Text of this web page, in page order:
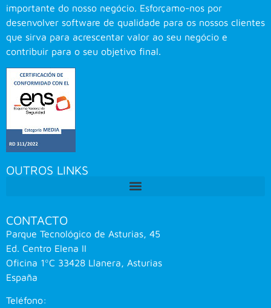
importante do nosso negócio. Esforçamo-nos por
desenvolver software de qualidade para os nossos clientes
que sirva para acrescentar valor ao seu negócio e
contribuir para o seu objetivo final.
OUTROS LINKS
CONTACTO
Parque Tecnológico de Asturias, 45
Ed. Centro Elena II
Oficina 1ºC 33428 Llanera, Asturias
España
Teléfono: